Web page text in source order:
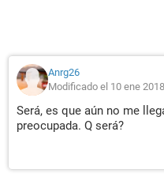
Anrg26
Modificado el 10 ene
Será, es que aún no me
preocupada. Q será?